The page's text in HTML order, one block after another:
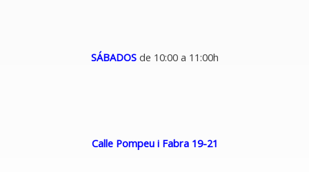
SÁBADOSde 10:00 a 11:00h
Calle Pompeu i Fabra 19-21